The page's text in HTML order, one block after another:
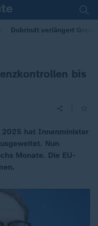
Dobrindt verlängert
bis
hat Innenminister
Nun
Monate. Die EU-